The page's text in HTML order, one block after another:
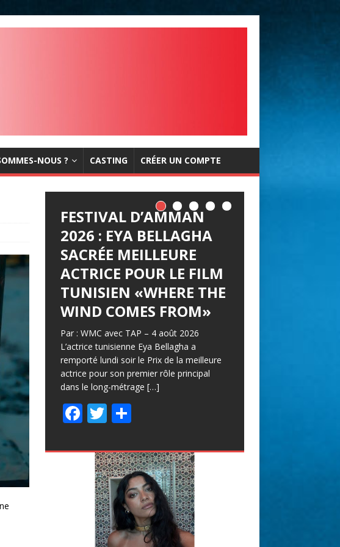
NOUS ? CASTING CRÉER UN COMPTE
FESTIVAL D’AMMAN
2026 : EYA BELLAGHA
SACRÉE MEILLEURE
ACTRICE POUR LE FILM
TUNISIEN «WHERE THE
WIND COMES FROM»
Par : WMC avec TAP – 4 août 2026
L’actrice tunisienne Eya Bellagha a
remporté lundi soir le Prix de la meilleure
actrice pour son premier rôle principal
dans le long-métrage […]
F
e
T
itt
er
P
ta
g
er
LES JOURNÉES
CINÉMATOGRAPHIQUE
S DE CARTHAGE (JCC)
LANCENT LEUR APPEL
À FILMS
Lequotidien – mercredi 5 août 2026 Les
inscriptions à la 37° édition sont ouvertes
jusqu’au 15 septembre, en prélude à un
rendez-vous qui célébrera les 60 ans du
festival. Le
F
ac
b
T
w
er
P
ar
g
er